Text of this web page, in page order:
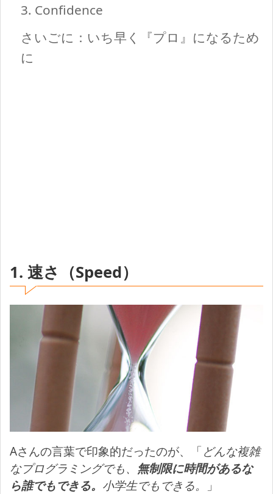
3. Confidence
さいごに：いち早く『プロ』になるため
に
1. 速さ（Speed）
Aさんの言葉で印象的だったのが、「どんな複雑
なプログラミングでも、 無制限に時間があるな
ら誰でもできる。 小学生でもできる。 」